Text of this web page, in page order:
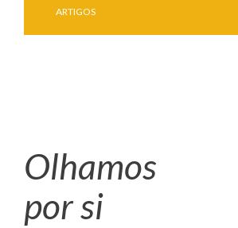
ARTIGOS
Olhamos
por si